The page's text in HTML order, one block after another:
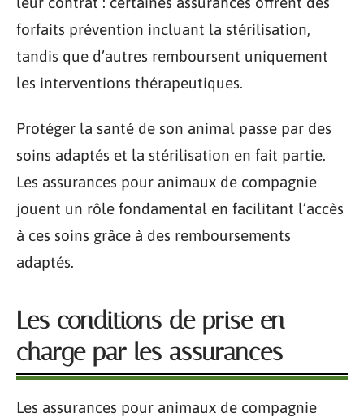
forfaits prévention incluant la stérilisation,
tandis que d’autres remboursent uniquement
les interventions thérapeutiques.
Protéger la santé de son animal passe par des
soins adaptés et la stérilisation en fait partie.
Les assurances pour animaux de compagnie
jouent un rôle fondamental en facilitant l’accès
à ces soins grâce à des remboursements
adaptés.
Les conditions de prise en
charge par les assurances
Les assurances pour animaux de compagnie